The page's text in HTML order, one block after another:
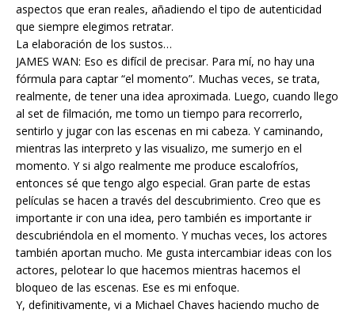
aspectos que eran reales, añadiendo el tipo de autenticidad
que siempre elegimos retratar.
La elaboración de los sustos…
JAMES WAN: Eso es difícil de precisar. Para mí, no hay una
fórmula para captar “el momento”. Muchas veces, se trata,
realmente, de tener una idea aproximada. Luego, cuando llego
al set de filmación, me tomo un tiempo para recorrerlo,
sentirlo y jugar con las escenas en mi cabeza. Y caminando,
mientras las interpreto y las visualizo, me sumerjo en el
momento. Y si algo realmente me produce escalofríos,
entonces sé que tengo algo especial. Gran parte de estas
películas se hacen a través del descubrimiento. Creo que es
importante ir con una idea, pero también es importante ir
descubriéndola en el momento. Y muchas veces, los actores
también aportan mucho. Me gusta intercambiar ideas con los
actores, pelotear lo que hacemos mientras hacemos el
bloqueo de las escenas. Ese es mi enfoque.
Y, definitivamente, vi a Michael Chaves haciendo mucho de